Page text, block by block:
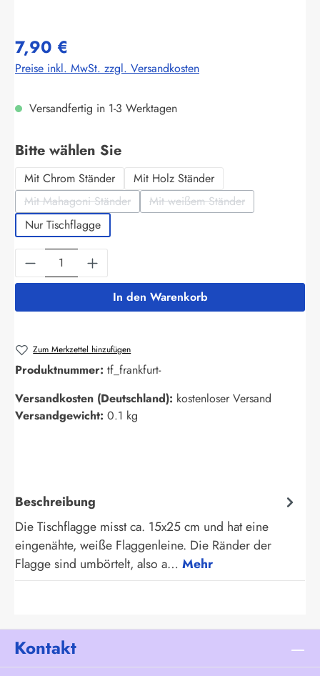
7,90 €
Preise inkl. MwSt. zzgl. Versandkosten
Versandfertig in 1-3 Werktagen
Bitte wählen Sieauswählen
Mit Chrom Ständer
Mit Holz Ständer
Mit Mahagoni Ständer
(Diese Option ist zurzeit nicht verfügbar.)
Mit weißem Ständer
(Diese Option ist zurzeit
Nur Tischflagge
Produkt Anzahl: Gib den gewünschten
In den Warenkorb
Zum Merkzettel hinzufügen
Produktnummer: tf_frankfurt-
Versandkosten (Deutschland): kostenloser Versand
Versandgewicht: 0.1 kg
Beschreibung
Die Tischflagge misst ca. 15x25 cm und hat eine
eingenähte, weiße Flaggenleine. Die Ränder der
Flagge sind umbörtelt, also a… Mehr
Kontakt